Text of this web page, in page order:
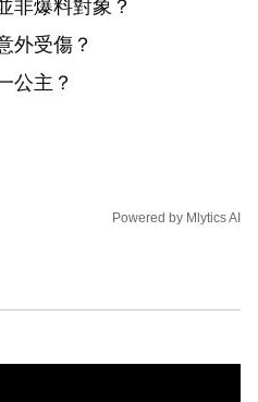
非爆料對象？
外受傷？
公主？
Powered by Mlytics AI